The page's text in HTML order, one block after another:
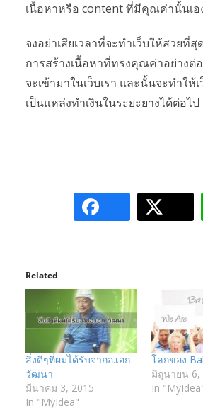
เนื้อหาหรือ content ที่มีคุณค่านั้นเอ
จงอย่าเสียเวลาที่จะทำเว็บให้สวยที่สุ
การสร้างเนื้อหาที่ทรงคุณค่าอย่างต่
จะเข้ามาในเว็บเรา และนั้นจะทำให้
เป็นแหล่งทำเงินในระยะยางได้ต่อไป
Related
สิ่งดีๆที่ผมได้รับจากอ.เอก
วัฒนา
มีนาคม 3, 2015
In "MyIdea"
โลกของ
มิถุนายน 6,
In